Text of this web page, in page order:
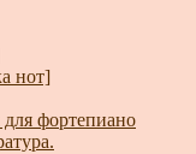
нот]
фортепиано